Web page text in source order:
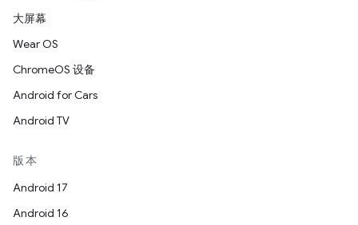
大屏幕
Wear OS
ChromeOS 设备
Android for Cars
Android TV
版本
Android 17
Android 16